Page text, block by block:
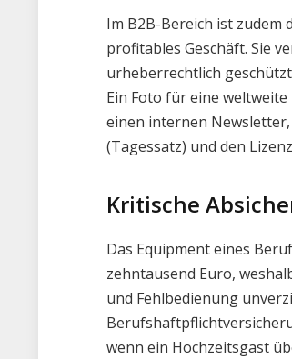
Im B2B-Bereich ist
profitables Geschäft. Sie
urheberrechtlich
Ein Foto für eine
einen internen
(Tagessatz) und den
Kritische
Das Equipment eines
zehntausend Euro,
und Fehlbedienung
wenn ein Hochzeitsgast